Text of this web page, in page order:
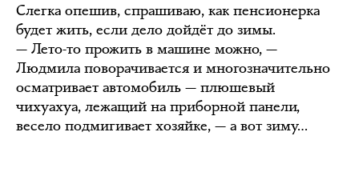
Слегка опешив, спрашиваю, как пенсионерка
будет жить, если дело дойдёт до зимы.
— Лето-то прожить в машине можно, —
Людмила поворачивается и многозначительно
осматривает автомобиль — плюшевый
чихуахуа, лежащий на приборной панели,
весело подмигивает хозяйке, — а вот зиму…